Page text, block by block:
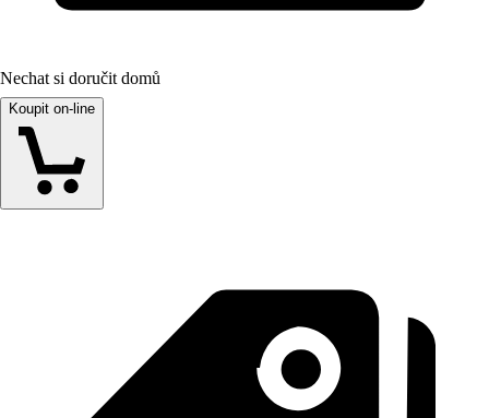
Nechat si doručit domů
Koupit on-line